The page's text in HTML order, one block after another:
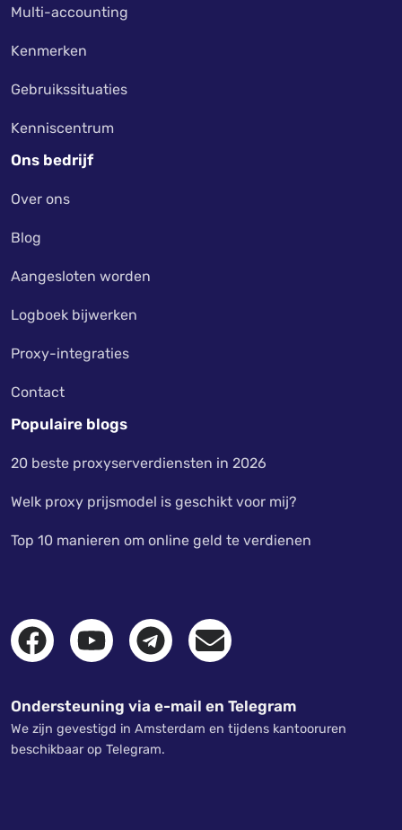
Multi-accounting
Kenmerken
Gebruikssituaties
Kenniscentrum
Ons bedrijf
Over ons
Blog
Aangesloten worden
Logboek bijwerken
Proxy-integraties
Contact
Populaire blogs
20 beste proxyserverdiensten in 2026
Welk proxy prijsmodel is geschikt voor mij?
Top 10 manieren om online geld te verdienen
Ondersteuning via e-mail en Telegram
We zijn gevestigd in Amsterdam en tijdens kantooruren
beschikbaar op Telegram.